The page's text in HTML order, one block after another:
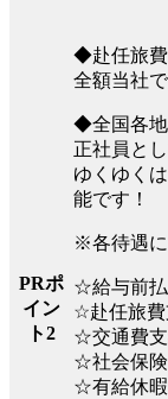
PRポ
イン
ト2
◆赴任旅
全額当社
◆全国各
正社員と
ゆくゆく
能です！
※各待遇に
☆給与前払
☆赴任旅費
☆交通費
☆社会保
☆有給休暇